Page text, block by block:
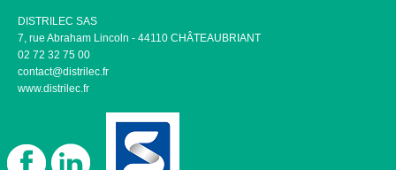
DISTRILEC SAS
7, rue Abraham Lincoln - 44110 CHÂTEAUBRIANT
02 72 32 75 00
contact@distrilec.fr
www.distrilec.fr